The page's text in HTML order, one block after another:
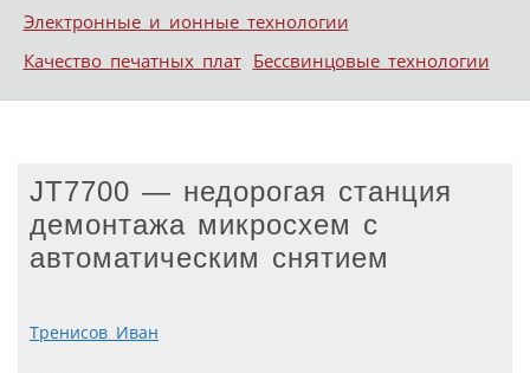
Электронные и ионные технологии
Качество печатных плат Бессвинцовые технологии
JT7700 — недорогая станция
демонтажа микросхем с
автоматическим снятием
Тренисов Иван